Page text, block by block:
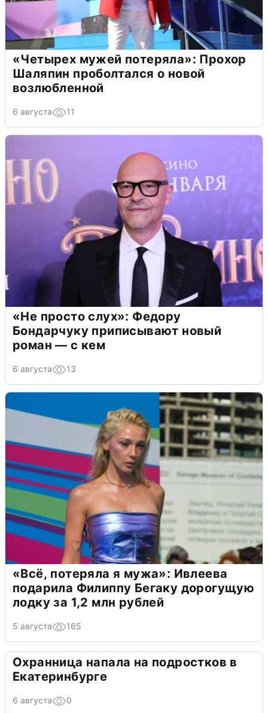
«Четырех мужей потеряла»: Прохор
Шаляпин проболтался о новой
возлюбленной
6 августа 11
«Не просто слух»: Федору
Бондарчуку приписывают новый
роман — с кем
6 августа 13
«Всё, потеряла я мужа»: Ивлеева
подарила Филиппу Бегаку дорогущую
лодку за 1,2 млн рублей
5 августа 165
Охранница напала на подростков в
Екатеринбурге
6 августа 0